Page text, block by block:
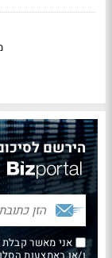
הירשם
אני מאשר קבלת